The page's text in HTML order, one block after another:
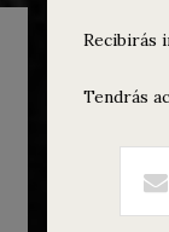
Recibirás
Tendrás